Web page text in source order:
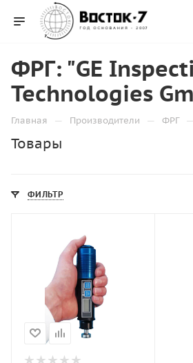
ФРГ: "GE
Technologies
Главная — Производители — ФРГ —
Товары
ФИЛЬТР